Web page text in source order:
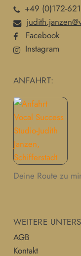
+49 (0)172-
Facebook
Instagram
ANFAHRT:
Deine Route zu
WEITERE
AGB
Kontakt